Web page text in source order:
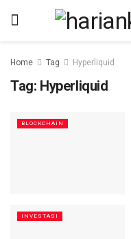
Home Tag Hyperliquid
Tag: Hyperliquid
BLOCKCHAIN
INVESTASI